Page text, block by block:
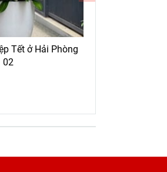
Tết ở Hải Phòng
02